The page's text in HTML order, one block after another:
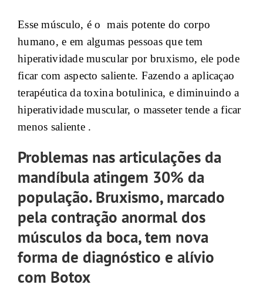
Esse músculo, é o mais potente do corpo
humano, e em algumas pessoas que tem
hiperatividade muscular por bruxismo, ele pode
ficar com aspecto saliente. Fazendo a aplicaçao
terapéutica da toxina botulinica, e diminuindo a
hiperatividade muscular, o masseter tende a ficar
menos saliente .
Problemas nas articulações da
mandíbula atingem 30% da
população. Bruxismo, marcado
pela contração anormal dos
músculos da boca, tem nova
forma de diagnóstico e alívio
com Botox